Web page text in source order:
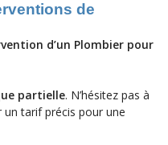
de
d’un Plombier pour
partielle. N’hésitez pas à
tarif précis pour une